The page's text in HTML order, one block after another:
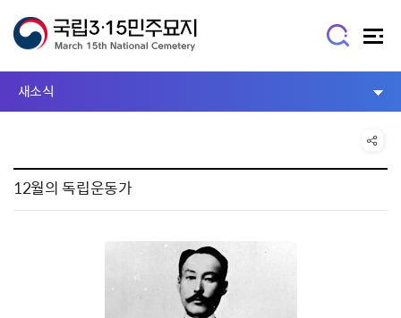
새소식
12월의 독립운동가